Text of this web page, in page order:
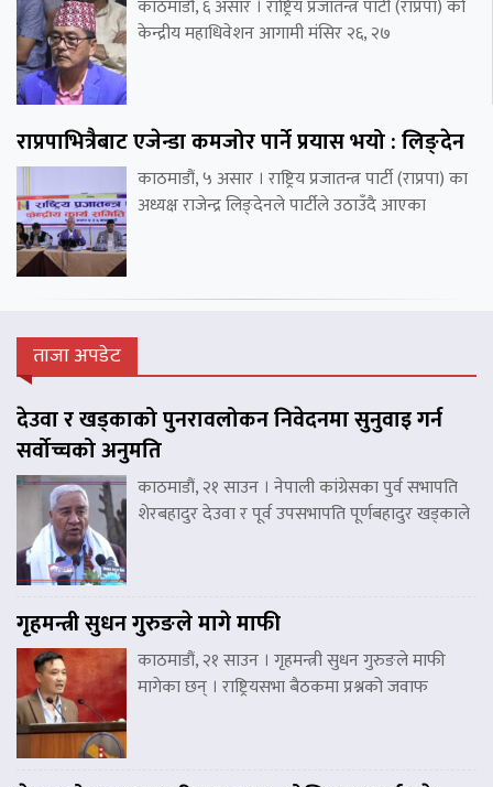
काठमाडौं, ६ असार । राष्ट्रिय प्रजातन्त्र पार्टी (राप्रपा) को
केन्द्रीय महाधिवेशन आगामी मंसिर २६, २७
राप्रपाभित्रैबाट एजेन्डा कमजोर पार्ने प्रयास भयो : लिङ्देन
काठमाडौं, ५ असार । राष्ट्रिय प्रजातन्त्र पार्टी (राप्रपा) का
अध्यक्ष राजेन्द्र लिङ्देनले पार्टीले उठाउँदै आएका
ताजा अपडेट
देउवा र खड्काको पुनरावलोकन निवेदनमा सुनुवाइ गर्न
सर्वोच्चको अनुमति
काठमाडौं, २१ साउन । नेपाली कांग्रेसका पुर्व सभापति
शेरबहादुर देउवा र पूर्व उपसभापति पूर्णबहादुर खड्काले
गृहमन्त्री सुधन गुरुङले मागे माफी
काठमाडौं, २१ साउन । गृहमन्त्री सुधन गुरुङले माफी
मागेका छन् । राष्ट्रियसभा बैठकमा प्रश्नको जवाफ